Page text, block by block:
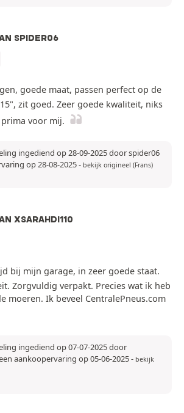
SPIDER06
goede maat, passen perfect op de
zit goed. Zeer goede kwaliteit, niks
voor mij.
ingediend op 28-09-2025 door spider06
op 28-08-2025- bekijk origineel (Frans)
XSARAHDI110
bij mijn garage, in zeer goede staat.
Zorgvuldig verpakt. Precies wat ik heb
moeren. Ik beveel CentralePneus.com
ingediend op 07-07-2025 door
aankoopervaring op 05-06-2025- bekijk